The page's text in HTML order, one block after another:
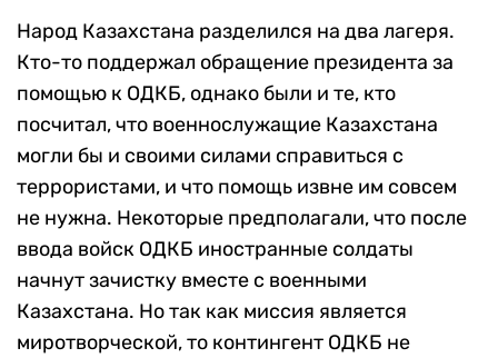
Народ Казахстана разделился на два лагеря.
Кто-то поддержал обращение президента за
помощью к ОДКБ, однако были и те, кто
посчитал, что военнослужащие Казахстана
могли бы и своими силами справиться с
террористами, и что помощь извне им совсем
не нужна. Некоторые предполагали, что после
ввода войск ОДКБ иностранные солдаты
начнут зачистку вместе с военными
Казахстана. Но так как миссия является
миротворческой, то контингент ОДКБ не